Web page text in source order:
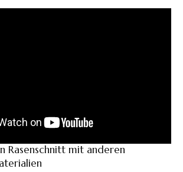
Rasenschnitt mit anderen